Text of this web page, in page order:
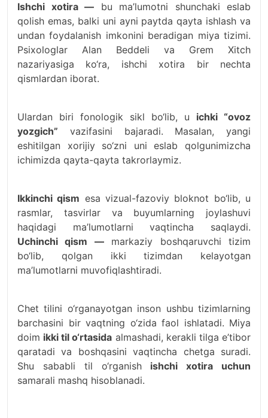
Ishchi xotira — bu ma’lumotni shunchaki eslab
qolish emas, balki uni ayni paytda qayta ishlash va
undan foydalanish imkonini beradigan miya tizimi.
Psixologlar Alan Beddeli va Grem Xitch
nazariyasiga ko‘ra, ishchi xotira bir nechta
qismlardan iborat.
Ulardan biri fonologik sikl bo‘lib, u ichki “ovoz
yozgich” vazifasini bajaradi. Masalan, yangi
eshitilgan xorijiy so‘zni uni eslab qolgunimizcha
ichimizda qayta-qayta takrorlaymiz.
Ikkinchi qism esa vizual-fazoviy bloknot bo‘lib, u
rasmlar, tasvirlar va buyumlarning joylashuvi
haqidagi ma’lumotlarni vaqtincha saqlaydi.
Uchinchi qism —markaziy boshqaruvchi tizim
bo‘lib, qolgan ikki tizimdan kelayotgan
ma’lumotlarni muvofiqlashtiradi.
Chet tilini o‘rganayotgan inson ushbu tizimlarning
barchasini bir vaqtning o‘zida faol ishlatadi. Miya
doim ikki til o‘rtasida almashadi, kerakli tilga e’tibor
qaratadi va boshqasini vaqtincha chetga suradi.
Shu sababli til o‘rganish ishchi xotira uchun
samarali mashq hisoblanadi.